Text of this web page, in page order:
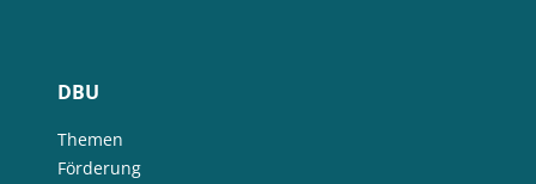
DBU
Themen
Förderung